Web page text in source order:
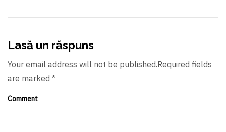
Lasă un răspuns
Your email address will not be published.Required fields
are marked *
Comment